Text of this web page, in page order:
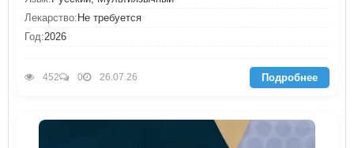
Лекарство: Не требуется
Год:2026
452 0 26.07.26 Подробнее